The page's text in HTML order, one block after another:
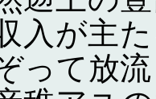
入が主
って放